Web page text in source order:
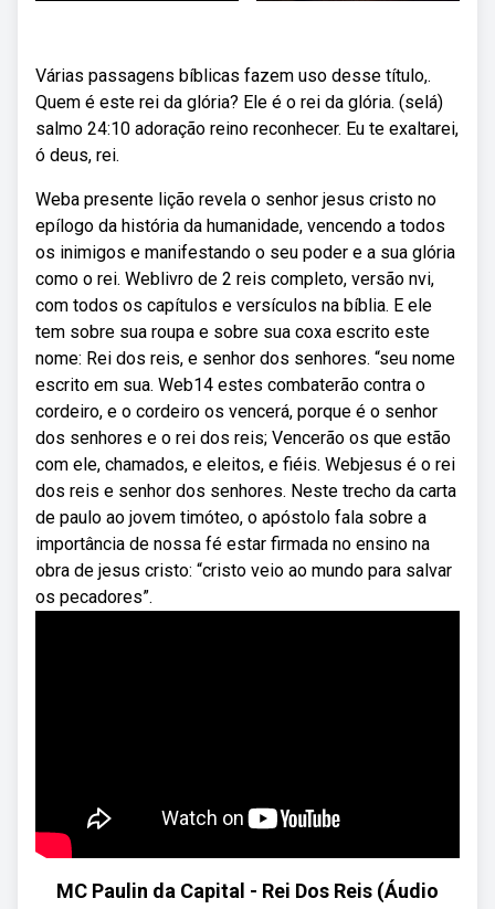
Várias passagens bíblicas fazem uso desse título,.
Quem é este rei da glória? Ele é o rei da glória. (selá)
salmo 24:10 adoração reino reconhecer. Eu te exaltarei,
ó deus, rei.
Weba presente lição revela o senhor jesus cristo no
epílogo da história da humanidade, vencendo a todos
os inimigos e manifestando o seu poder e a sua glória
como o rei. Weblivro de 2 reis completo, versão nvi,
com todos os capítulos e versículos na bíblia. E ele
tem sobre sua roupa e sobre sua coxa escrito este
nome: Rei dos reis, e senhor dos senhores. “seu nome
escrito em sua. Web14 estes combaterão contra o
cordeiro, e o cordeiro os vencerá, porque é o senhor
dos senhores e o rei dos reis; Vencerão os que estão
com ele, chamados, e eleitos, e fiéis. Webjesus é o rei
dos reis e senhor dos senhores. Neste trecho da carta
de paulo ao jovem timóteo, o apóstolo fala sobre a
importância de nossa fé estar firmada no ensino na
obra de jesus cristo: “cristo veio ao mundo para salvar
os pecadores”.
MC Paulin da Capital - Rei Dos Reis (Áudio